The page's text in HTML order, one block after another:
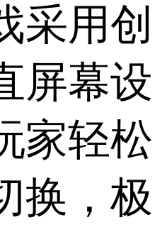
采用创
屏幕设
家轻松
换，极